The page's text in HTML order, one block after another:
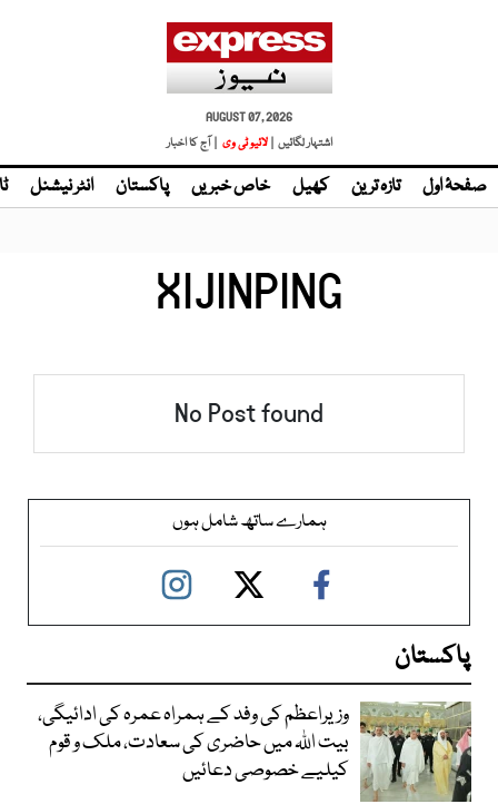
AUGUST 07, 2026
اشتہار لگائیں | لائیو ٹی وی | آج کا اخبار
صفحۂ اول تازہ ترین کھیل خاص خبریں پاکستان انٹر نیشنل
XIJINPING
No Post found
ہمارے ساتھ شامل ہوں
پاکستان
وزیراعظم کی وفد کے ہمراہ عمرہ کی ادائیگی،
بیت اللہ میں حاضری کی سعادت، ملک و قوم
کیلیے خصوصی دعائیں